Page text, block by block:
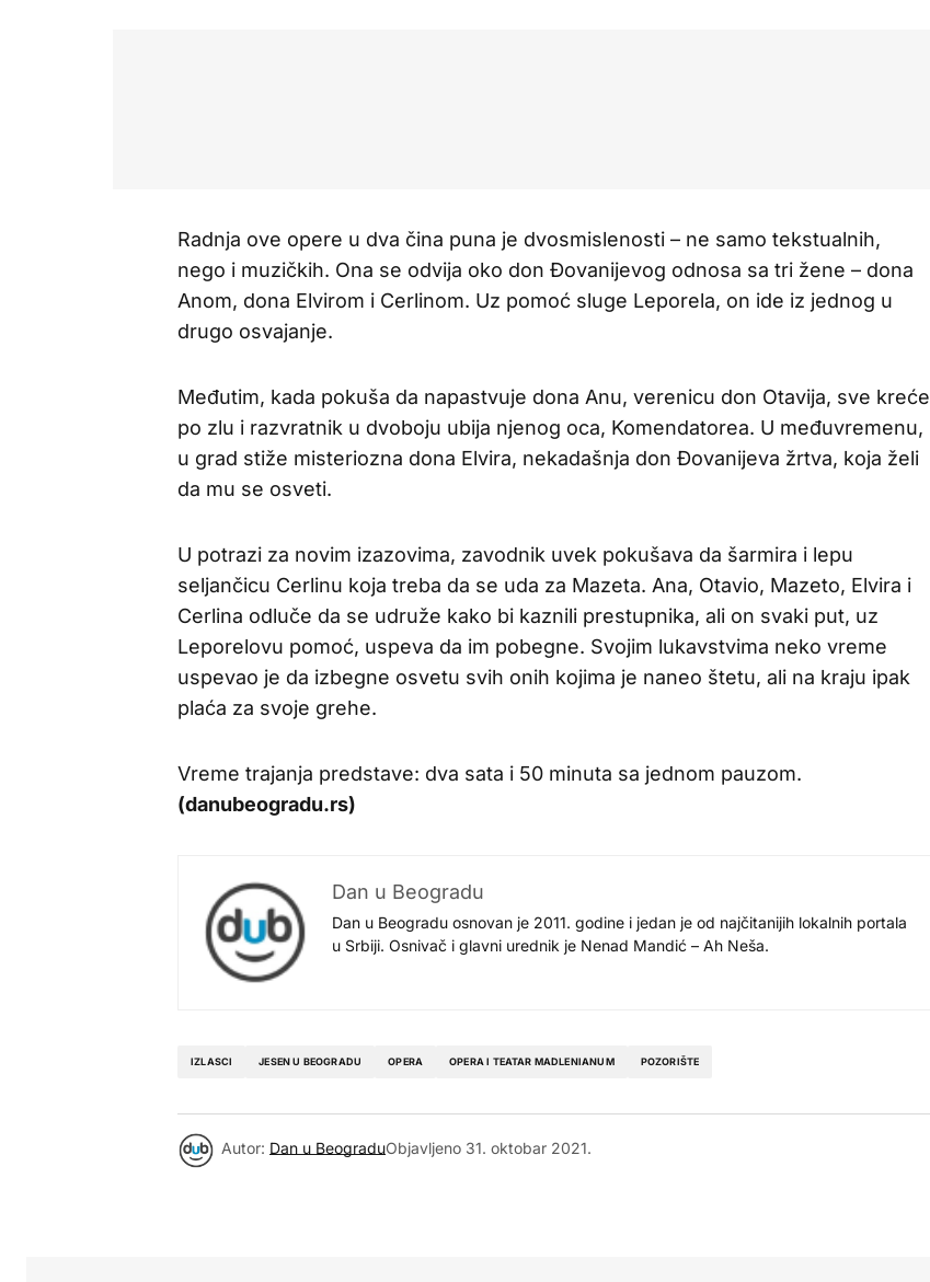
Radnja ove opere u dva čina puna je dvosmislenosti – ne samo tekstualnih,
nego i muzičkih. Ona se odvija oko don Đovanijevog odnosa sa tri žene – dona
Anom, dona Elvirom i Cerlinom. Uz pomoć sluge Leporela, on ide iz jednog u
drugo osvajanje.
Međutim, kada pokuša da napastvuje dona Anu, verenicu don Otavija, sve kreće
po zlu i razvratnik u dvoboju ubija njenog oca, Komendatorea. U međuvremenu,
u grad stiže misteriozna dona Elvira, nekadašnja don Đovanijeva žrtva, koja želi
da mu se osveti.
U potrazi za novim izazovima, zavodnik uvek pokušava da šarmira i lepu
seljančicu Cerlinu koja treba da se uda za Mazeta. Ana, Otavio, Mazeto, Elvira i
Cerlina odluče da se udruže kako bi kaznili prestupnika, ali on svaki put, uz
Leporelovu pomoć, uspeva da im pobegne. Svojim lukavstvima neko vreme
uspevao je da izbegne osvetu svih onih kojima je naneo štetu, ali na kraju ipak
plaća za svoje grehe.
Vreme trajanja predstave: dva sata i 50 minuta sa jednom pauzom.
(danubeogradu.rs)
Dan u Beogradu
Dan u Beogradu osnovan je 2011. godine i jedan je od najčitanijih lokalnih portala
u Srbiji. Osnivač i glavni urednik je Nenad Mandić – Ah Neša.
IZLASCI JESEN U BEOGRADU OPERA OPERA I TEATAR MADLENIANUM POZORIŠTE
Autor: Dan u BeograduObjavljeno 31. oktobar 2021.